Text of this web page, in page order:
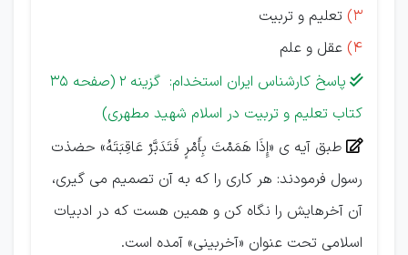
3) تعلیم و تربیت
4) عقل و علم

پاسخ کارشناس ایران استخدام: گزینه 2 (صفحه 35
کتاب تعلیم و تربیت در اسلام شهید مطهری)
 طبق آیه ی «إِذَا هَمَمْتَ بِأَمْرٍ فَتَدَبَّرْ عَاقِبَتَهُ» حضذت
رسول فرمودند: هر کاری را که به آن تصمیم می گیری،
آن آخرهایش را نگاه کن و همین هست که در ادبیات
اسلامی تحت عنوان «آخربینی» آمده است.